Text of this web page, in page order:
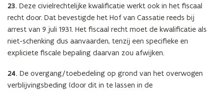
23. Deze civielrechtelijke kwalificatie werkt ook in het fiscaal
recht door. Dat bevestigde het Hof van Cassatie reeds bij
arrest van 9 juli 1931. Het fiscaal recht moet de kwalificatie als
niet-schenking dus aanvaarden, tenzij een specifieke en
expliciete fiscale bepaling daarvan zou afwijken.
24. De overgang/toebedeling op grond van het overwogen
verblijvingsbeding (door dit in te lassen in de